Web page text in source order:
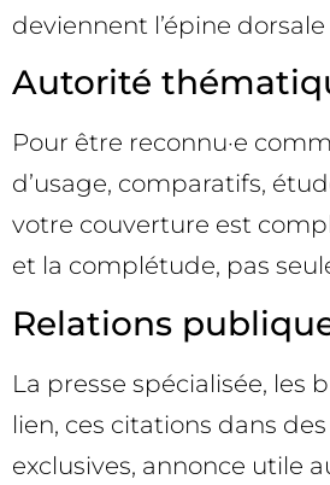
deviennent l’épine
Autorité
Pour être reconnu·e
d’usage, comparatifs,
votre couverture est
et la complétude, pas
Relations
La presse spécialisée, les
lien, ces citations dans
exclusives, annonce utile